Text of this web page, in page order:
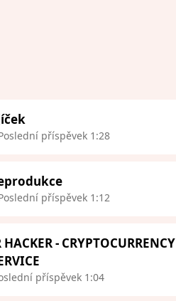
příspěvek 1:28
příspěvek 1:12
- CRYPTOCURRENCY
příspěvek 1:04